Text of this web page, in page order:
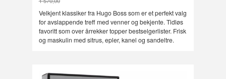
Rabatt
Velkjent klassiker fra Hugo Boss som er et perfekt valg
for avslappende treff med venner og bekjente. Tidløs
favoritt som over årrekker topper bestselgerlister. Frisk
og maskulin med sitrus, epler, kanel og sandeltre.